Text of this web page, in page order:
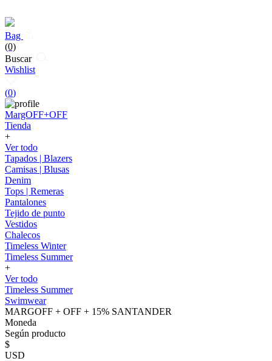
Bag
(0)
Buscar
Wishlist
(0)
MargOFF+OFF
Tienda
+
Ver todo
Tapados | Blazers
Camisas | Blusas
Denim
Tops | Remeras
Pantalones
Tejido de punto
Vestidos
Chalecos
Timeless Winter
Timeless Summer
+
Ver todo
Timeless Summer
Swimwear
MARGOFF + OFF + 15% SANTANDER
Moneda
Según producto
$
USD